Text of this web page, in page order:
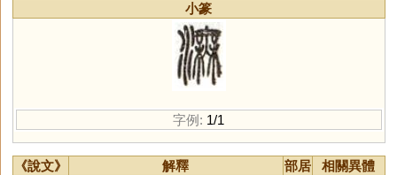
小篆
字例: 1/1
《說文》 解釋 部居
相關異體